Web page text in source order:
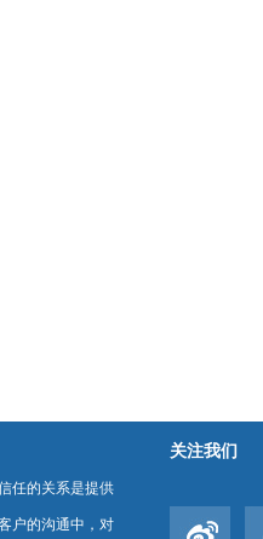
任的关系是提供
户的沟通中，对
关注我们